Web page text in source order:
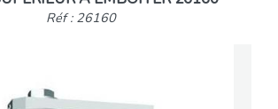
Réf : 26160